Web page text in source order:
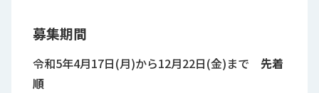
募集期間
令和5年4月17日(月)から12月22日(金)まで 先着
順